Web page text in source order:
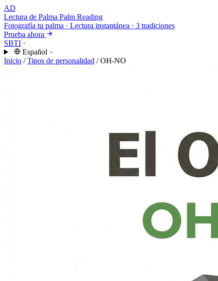
AD
Lectura de Palma Palm Reading
Fotografía tu palma · Lectura instantánea · 3 tradiciones
Prueba ahora
SBTI ·
Español
Inicio / Tipos de personalidad / OH-NO